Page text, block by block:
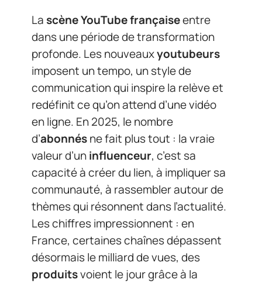
La scène YouTube françaiseentre
dans une période de transformation
profonde. Les nouveauxyoutubeurs
imposent un tempo, un style de
communication qui inspire la relève et
redéfinit ce qu’on attend d’une vidéo
en ligne. En 2025, le nombre
d’abonnésne fait plus tout : la vraie
valeur d’uninfluenceur, c’est sa
capacité à créer du lien, à impliquer sa
communauté, à rassembler autour de
thèmes qui résonnent dans l’actualité.
Les chiffres impressionnent : en
France, certaines chaînes dépassent
désormais le milliard de vues, des
produitsvoient le jour grâce à la